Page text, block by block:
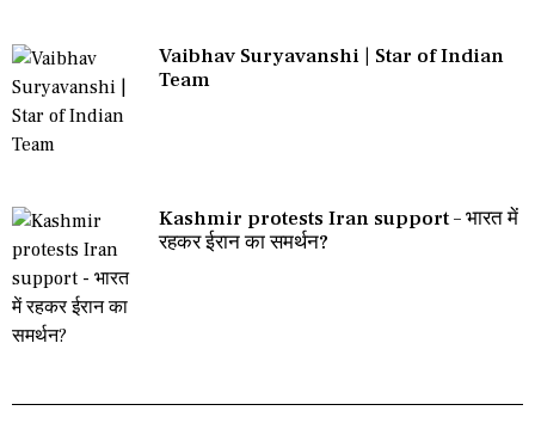
Vaibhav Suryavanshi | Star of Indian
Team
Kashmir protests Iran support – भारत में
रहकर ईरान का समर्थन?